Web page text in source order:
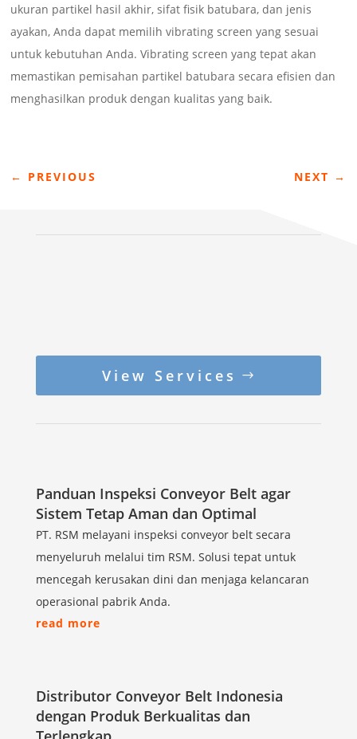
ukuran partikel hasil akhir, sifat fisik batubara, dan jenis
ayakan, Anda dapat memilih vibrating screen yang sesuai
untuk kebutuhan Anda. Vibrating screen yang tepat akan
memastikan pemisahan partikel batubara secara efisien dan
menghasilkan produk dengan kualitas yang baik.
← PREVIOUS NEXT →
View Services
Panduan Inspeksi Conveyor Belt agar
Sistem Tetap Aman dan Optimal
PT. RSM melayani inspeksi conveyor belt secara
menyeluruh melalui tim RSM. Solusi tepat untuk
mencegah kerusakan dini dan menjaga kelancaran
operasional pabrik Anda.
read more
Distributor Conveyor Belt Indonesia
dengan Produk Berkualitas dan